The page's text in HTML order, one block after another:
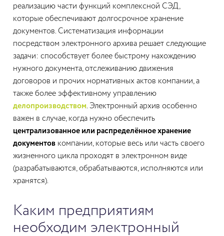
реализацию части функций комплексной СЭД,
которые обеспечивают долгосрочное хранение
документов. Систематизация информации
посредством электронного архива решает следующие
задачи: способствует более быстрому нахождению
нужного документа, отслеживанию движения
договоров и прочих нормативных актов компании, а
также более эффективному управлению
делопроизводством. Электронный архив особенно
важен в случае, когда нужно обеспечить
централизованное или распределённое хранение
документов компании, которые весь или часть своего
жизненного цикла проходят в электронном виде
(разрабатываются, обрабатываются, исполняются или
хранятся).
Каким предприятиям
необходим электронный